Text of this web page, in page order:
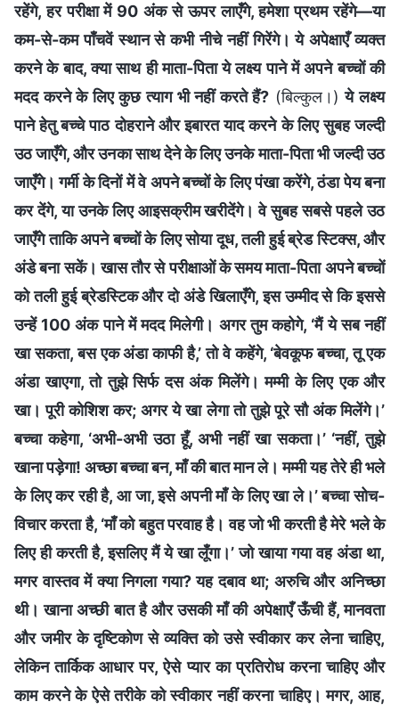
रहेंगे, हर परीक्षा में 90 अंक से ऊपर लाएँगे, हमेशा प्रथम रहेंगे—या
कम-से-कम पाँचवें स्थान से कभी नीचे नहीं गिरेंगे। ये अपेक्षाएँ व्यक्त
करने के बाद, क्या साथ ही माता-पिता ये लक्ष्य पाने में अपने बच्चों की
मदद करने के लिए कुछ त्याग भी नहीं करते हैं? (बिल्कुल।)ये लक्ष्य
पाने हेतु बच्चे पाठ दोहराने और इबारत याद करने के लिए सुबह जल्दी
उठ जाएँगे, और उनका साथ देने के लिए उनके माता-पिता भी जल्दी उठ
जाएँगे। गर्मी के दिनों में वे अपने बच्चों के लिए पंखा करेंगे, ठंडा पेय बना
कर देंगे, या उनके लिए आइसक्रीम खरीदेंगे। वे सुबह सबसे पहले उठ
जाएँगे ताकि अपने बच्चों के लिए सोया दूध, तली हुई ब्रेड स्टिक्स, और
अंडे बना सकें। खास तौर से परीक्षाओं के समय माता-पिता अपने बच्चों
को तली हुई ब्रेडस्टिक और दो अंडे खिलाएँगे, इस उम्मीद से कि इससे
उन्हें 100 अंक पाने में मदद मिलेगी। अगर तुम कहोगे, ‘मैं ये सब नहीं
खा सकता, बस एक अंडा काफी है,’ तो वे कहेंगे, ‘बेवकूफ बच्चा, तू एक
अंडा खाएगा, तो तुझे सिर्फ दस अंक मिलेंगे। मम्मी के लिए एक और
खा। पूरी कोशिश कर; अगर ये खा लेगा तो तुझे पूरे सौ अंक मिलेंगे।’
बच्चा कहेगा, ‘अभी-अभी उठा हूँ, अभी नहीं खा सकता।’ ‘नहीं, तुझे
खाना पड़ेगा! अच्छा बच्चा बन, माँ की बात मान ले। मम्मी यह तेरे ही भले
के लिए कर रही है, आ जा, इसे अपनी माँ के लिए खा ले।’ बच्चा सोच-
विचार करता है, ‘माँ को बहुत परवाह है। वह जो भी करती है मेरे भले के
लिए ही करती है, इसलिए मैं ये खा लूँगा।’ जो खाया गया वह अंडा था,
मगर वास्तव में क्या निगला गया? यह दबाव था; अरुचि और अनिच्छा
थी। खाना अच्छी बात है और उसकी माँ की अपेक्षाएँ ऊँची हैं, मानवता
और जमीर के दृष्टिकोण से व्यक्ति को उसे स्वीकार कर लेना चाहिए,
लेकिन तार्किक आधार पर, ऐसे प्यार का प्रतिरोध करना चाहिए और
काम करने के ऐसे तरीके को स्वीकार नहीं करना चाहिए। मगर, आह,